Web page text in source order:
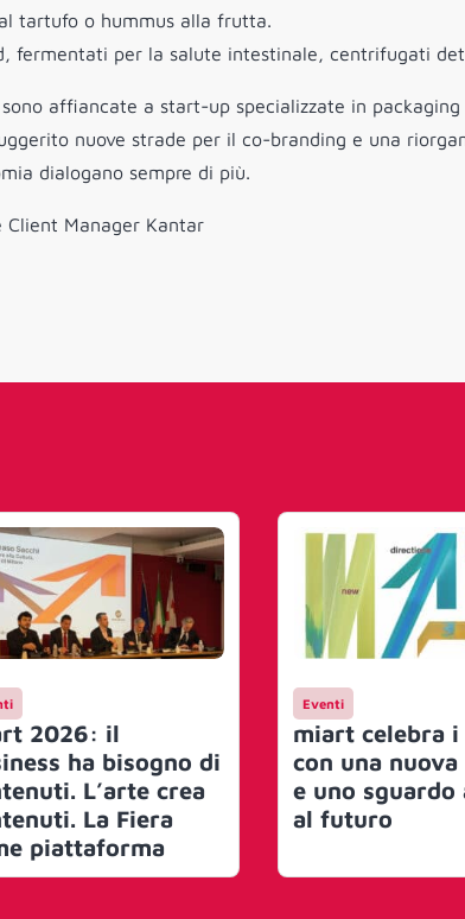
tartufo o hummus alla frutta.
fermentati per la salute intestinale, centrifugati
sono affiancate a start-up specializzate in packaging
nuove strade per il co-branding e una
dialogano sempre di più.
Client Manager Kantar
2026: il
ha bisogno di
L’arte crea
La Fiera
piattaforma
Eventi
miart celebra i
con una
e uno sguardo
al futuro